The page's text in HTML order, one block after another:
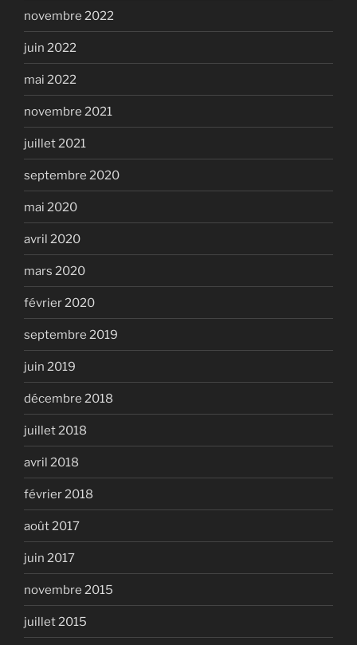
novembre 2022
juin 2022
mai 2022
novembre 2021
juillet 2021
septembre 2020
mai 2020
avril 2020
mars 2020
février 2020
septembre 2019
juin 2019
décembre 2018
juillet 2018
avril 2018
février 2018
août 2017
juin 2017
novembre 2015
juillet 2015